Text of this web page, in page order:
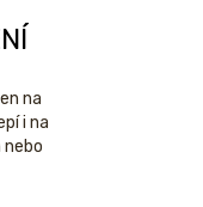
na
i na
nebo